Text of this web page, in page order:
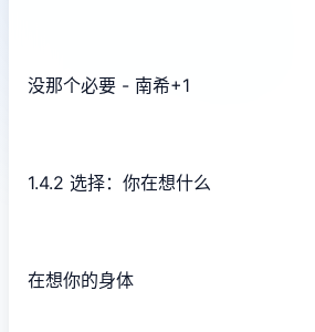
没那个必要 - 南希+1
1.4.2 选择：你在想什么
在想你的身体